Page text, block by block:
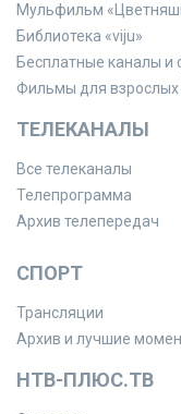
Мульфильм
Библиотека «viju»
Бесплатные каналы
Фильмы для взрослых
ТЕЛЕКАНАЛЫ
Все телеканалы
Телепрограмма
Архив телепередач
СПОРТ
Трансляции
Архив и лучшие
НТВ-ПЛЮС.ТВ